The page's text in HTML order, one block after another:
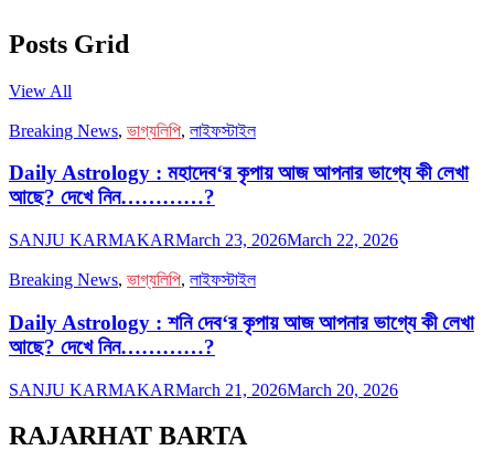
Posts Grid
View All
Breaking News, ভাগ্যলিপি, লাইফস্টাইল
Daily Astrology : মহাদেব‘র কৃপায় আজ আপনার ভাগ্যে কী লেখা
আছে? দেখে নিন…………?
SANJU KARMAKARMarch 23, 2026March 22, 2026
Breaking News, ভাগ্যলিপি, লাইফস্টাইল
Daily Astrology : শনি দেব‘র কৃপায় আজ আপনার ভাগ্যে কী লেখা
আছে? দেখে নিন…………?
SANJU KARMAKARMarch 21, 2026March 20, 2026
RAJARHAT BARTA